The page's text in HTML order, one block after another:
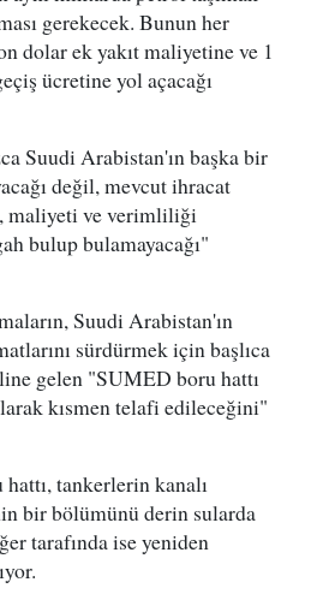
gerekecek. Bunun her
dolar ek yakıt maliyetine ve 1
ücretine yol açacağı
Suudi Arabistan'ın başka bir
değil, mevcut ihracat
maliyeti ve verimliliği
bulup bulamayacağı"
Suudi Arabistan'ın
sürdürmek için başlıca
gelen "SUMED boru hattı
kısmen telafi edileceğini"
tankerlerin kanalı
bir bölümünü derin sularda
tarafında ise yeniden